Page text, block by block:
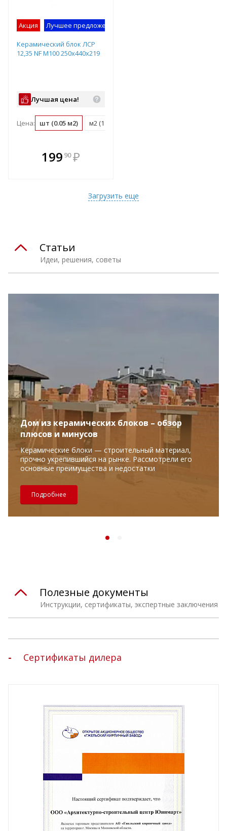
Акция Лучшее предложение
Керамический блок ЛСР
12,35 NF М100 250х440х219
Лучшая цена!
Цена: шт (0.05 м2) м2 (18.3 шт)
199 90 ₽
Загрузить еще
Идеи, решения, советы
Статьи
Дом из керамических блоков – обзор
плюсов и минусов
Керамические блоки — строительный материал,
прочно укрепившийся на рынке. Рассмотрели его
основные преимущества и недостатки
Подробнее
Инструкции, сертификаты, экспертные заключения
Полезные документы
Сертификаты дилера